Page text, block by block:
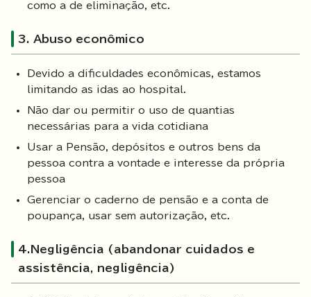
como a de eliminação, etc.
3. Abuso econômico
Devido a dificuldades econômicas, estamos
limitando as idas ao hospital.
Não dar ou permitir o uso de quantias
necessárias para a vida cotidiana
Usar a Pensão, depósitos e outros bens da
pessoa contra a vontade e interesse da própria
pessoa
Gerenciar o caderno de pensão e a conta de
poupança, usar sem autorização, etc.
4.Negligência (abandonar cuidados e
assistência, negligência)